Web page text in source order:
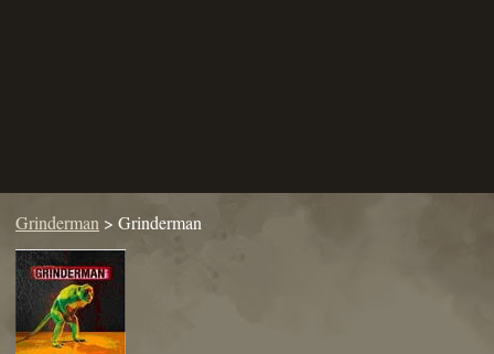
Grinderman > Grinderman